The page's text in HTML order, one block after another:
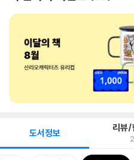
도서정보 리뷰/